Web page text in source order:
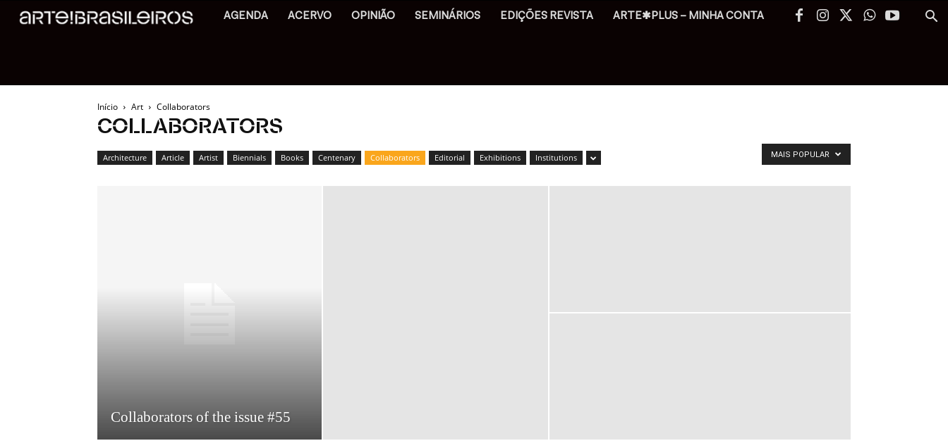
AGENDA ACERVO OPINIÃO SEMINÁRIOS EDIÇÕES REVISTA ARTE✱PLUS – MINHA CONTA
Início Art Collaborators
COLLABORATORS
Architecture Article Artist Biennials Books Centenary Collaborators Editorial Exhibitions Institutions MAIS POPULAR
Collaborators of the issue #55